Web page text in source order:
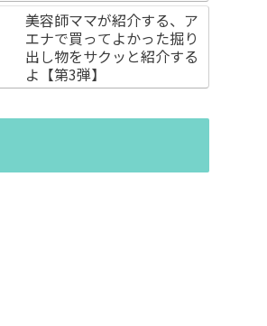
美容師ママが紹介する、ア
エナで買ってよかった掘り
出し物をサクッと紹介する
よ【第3弾】